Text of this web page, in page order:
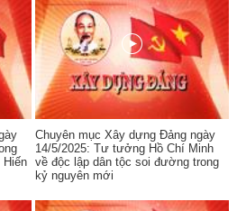
Hiến
Chuyên mục Xây dựng Đảng ngày
14/5/2025: Tư tưởng Hồ Chí Minh
về độc lập dân tộc soi đường trong
kỷ nguyên mới